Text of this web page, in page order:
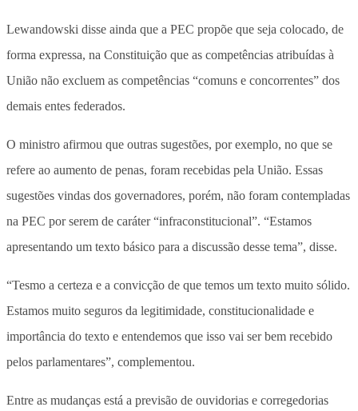
Lewandowski disse ainda que a PEC propõe que seja colocado, de
forma expressa, na Constituição que as competências atribuídas à
União não excluem as competências “comuns e concorrentes” dos
demais entes federados.
O ministro afirmou que outras sugestões, por exemplo, no que se
refere ao aumento de penas, foram recebidas pela União. Essas
sugestões vindas dos governadores, porém, não foram contempladas
na PEC por serem de caráter “infraconstitucional”. “Estamos
apresentando um texto básico para a discussão desse tema”, disse.
“Tesmo a certeza e a convicção de que temos um texto muito sólido.
Estamos muito seguros da legitimidade, constitucionalidade e
importância do texto e entendemos que isso vai ser bem recebido
pelos parlamentares”, complementou.
Entre as mudanças está a previsão de ouvidorias e corregedorias